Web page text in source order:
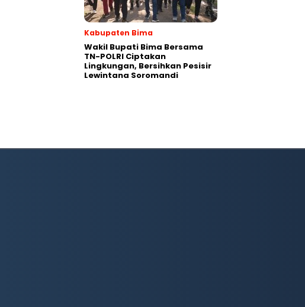
Kabupaten Bima
Wakil Bupati Bima Bersama
TN-POLRI Ciptakan
Lingkungan, Bersihkan Pesisir
Lewintana Soromandi